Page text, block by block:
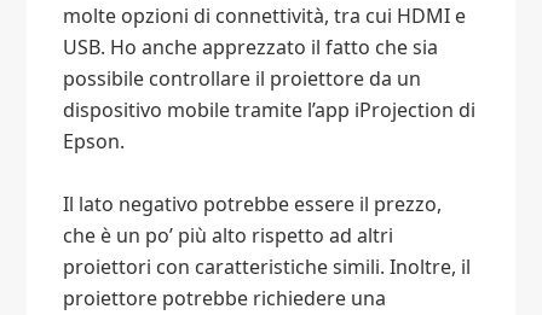
molte opzioni di connettività, tra cui HDMI e
USB. Ho anche apprezzato il fatto che sia
possibile controllare il proiettore da un
dispositivo mobile tramite l’app iProjection di
Epson.
Il lato negativo potrebbe essere il prezzo,
che è un po’ più alto rispetto ad altri
proiettori con caratteristiche simili. Inoltre, il
proiettore potrebbe richiedere una